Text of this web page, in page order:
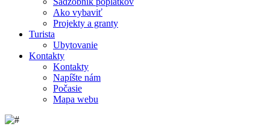
Ako vybaviť
Projekty a granty
Turista
Ubytovanie
Kontakty
Kontakty
Napíšte nám
Počasie
Mapa webu